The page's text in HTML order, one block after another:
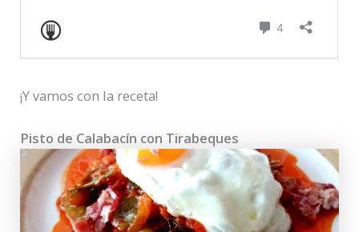
¡Y vamos con la receta!
Pisto de Calabacín con Tirabeques